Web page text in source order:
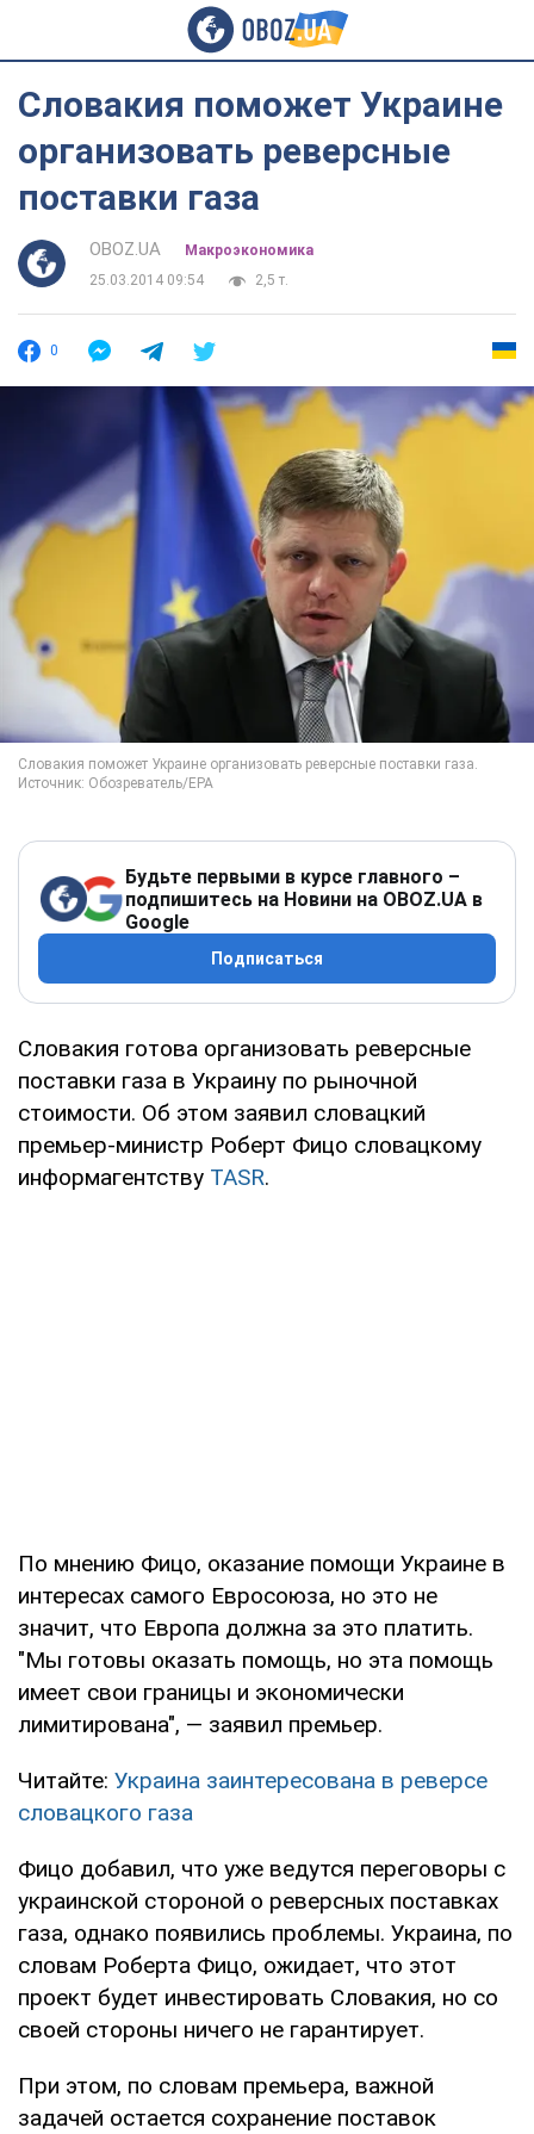
Словакия поможет Украине
организовать реверсные
поставки газа
OBOZ.UA
Mакроэкономика
25.03.2014 09:54
2,5 т.
0
Будьте первыми в курсе главного –
подпишитесь на Новини на OBOZ.UA в
Google
Подписаться
Словакия готова организовать реверсные
поставки газа в Украину по рыночной
стоимости. Об этом заявил словацкий
премьер-министр Роберт Фицо словацкому
информагентству TASR.
По мнению Фицо, оказание помощи Украине в
интересах самого Евросоюза, но это не
значит, что Европа должна за это платить.
"Мы готовы оказать помощь, но эта помощь
имеет свои границы и экономически
лимитирована", — заявил премьер.
Читайте: Украина заинтересована в реверсе
словацкого газа
Фицо добавил, что уже ведутся переговоры с
украинской стороной о реверсных поставках
газа, однако появились проблемы. Украина, по
словам Роберта Фицо, ожидает, что этот
проект будет инвестировать Словакия, но со
своей стороны ничего не гарантирует.
При этом, по словам премьера, важной
задачей остается сохранение поставок